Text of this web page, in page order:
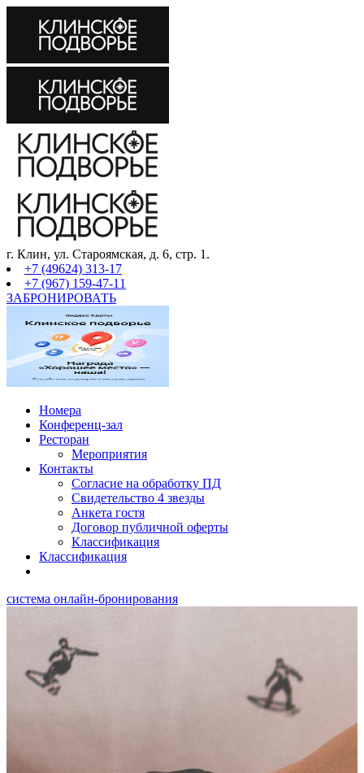
г. Клин, ул. Староямская, д. 6, стр. 1.
+7 (49624) 313-17
+7 (967) 159-47-11
ЗАБРОНИРОВАТЬ
Номера
Конференц-зал
Ресторан
Мероприятия
Контакты
Согласие на обработку ПД
Свидетельство 4 звезды
Анкета гостя
Договор публичной оферты
Классификация
Классификация
система онлайн-бронирования